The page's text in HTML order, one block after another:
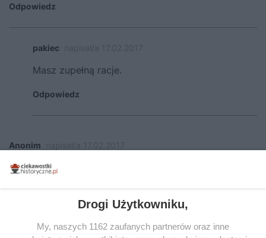
Odpowiedz
pakiec
Masz zupełną racje.
Odpowiedz
Anonim
Zjazd senatorów w Opolu namawiał go do abdykacji i
Góra porzucił myśli o kapitulacji i wydał dokument
(Uniwersał Opolski) wzywający każdego poddanego
Drogi Użytkowniku,
My, naszych 1162 zaufanych partnerów oraz inne